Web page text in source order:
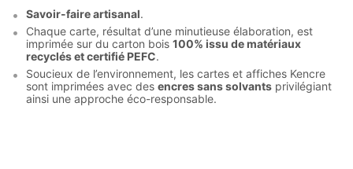
Savoir-faire artisanal.
Chaque carte, résultat d’une minutieuse élaboration, est
imprimée sur du carton bois 100% issu de matériaux
recyclés et certifié PEFC.
Soucieux de l’environnement, les cartes et affiches Kencre
sont imprimées avec des encres sans solvants privilégiant
ainsi une approche éco-responsable.